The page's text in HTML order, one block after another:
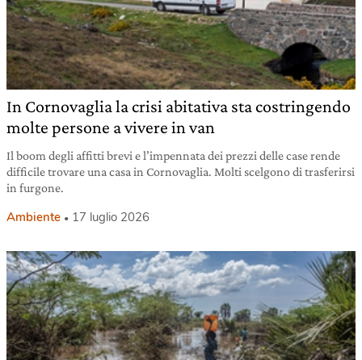
In Cornovaglia la crisi abitativa sta costringendo
molte persone a vivere in van
Il boom degli affitti brevi e l’impennata dei prezzi delle case rende
difficile trovare una casa in Cornovaglia. Molti scelgono di trasferirsi
in furgone.
Ambiente 17 luglio 2026